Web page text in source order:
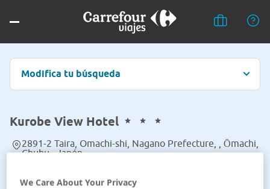
Modifica tu búsqueda
Kurobe View Hotel
2891-2 Taira, Omachi-shi, Nagano Prefecture, , Ōmachi,
Chubu , Japón
We Care About Your Privacy